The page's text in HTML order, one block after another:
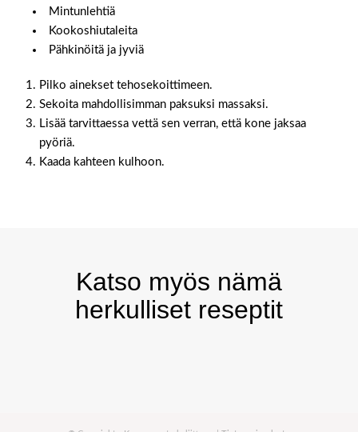
Mintunlehtiä
Kookoshiutaleita
Pähkinöitä ja jyviä
Pilko ainekset tehosekoittimeen.
Sekoita mahdollisimman paksuksi massaksi.
Lisää tarvittaessa vettä sen verran, että kone jaksaa
pyöriä.
Kaada kahteen kulhoon.
Katso myös nämä
herkulliset reseptit